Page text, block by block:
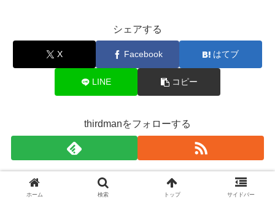
シェアする
X Facebook はてブ
LINE コピー
thirdmanをフォローする
thirdman
ホーム 検索 トップ サイドバー